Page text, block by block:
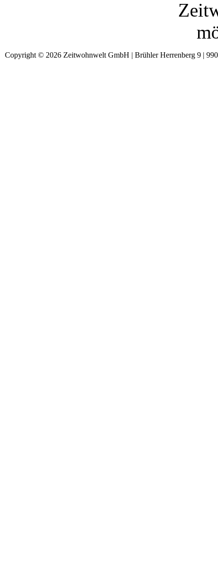
Copyright © 2026 Zeitwohnwelt GmbH | Brühler Herrenberg 9 |